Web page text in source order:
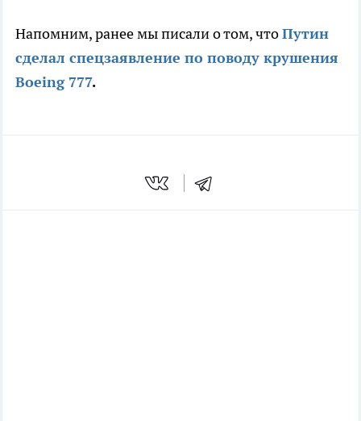
Напомним, ранее мы писали о том, чтоПутин
сделал спецзаявление по поводу крушения
Boeing 777.